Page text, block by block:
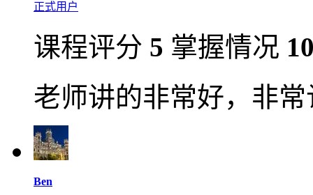
正式用户
课程评分 5 掌握情况
老师讲的非常好，非
Ben